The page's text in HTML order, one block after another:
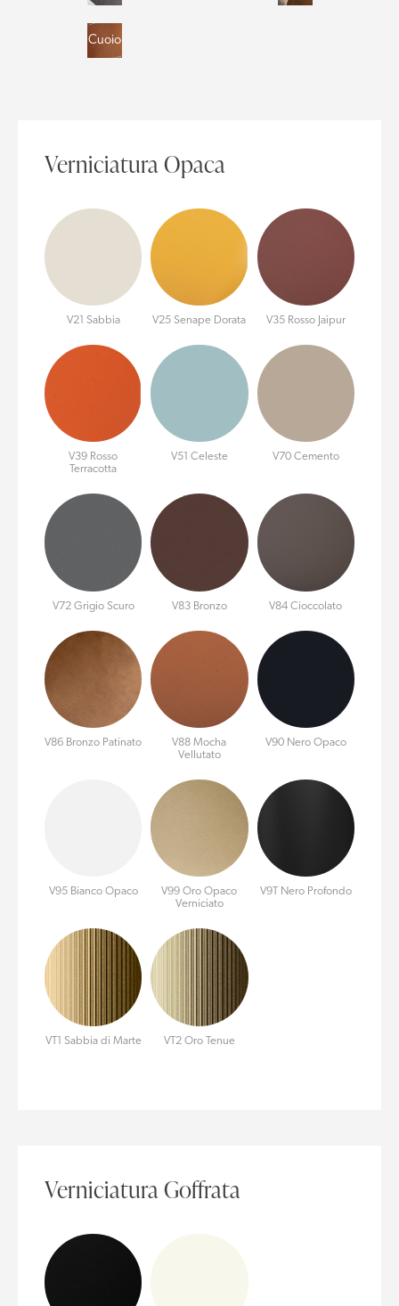
Cuoio
Verniciatura Opaca
V21 Sabbia V25 Senape Dorata V35 Rosso Jaipur
V39 Rosso
Terracotta
V51 Celeste V70 Cemento
V72 Grigio Scuro V83 Bronzo V84 Cioccolato
V86 Bronzo Patinato
V88 Mocha
Vellutato
V90 Nero Opaco
V95 Bianco Opaco
V99 Oro Opaco
Verniciato
V9T Nero Profondo
VT1 Sabbia di Marte VT2 Oro Tenue
Verniciatura Goffrata